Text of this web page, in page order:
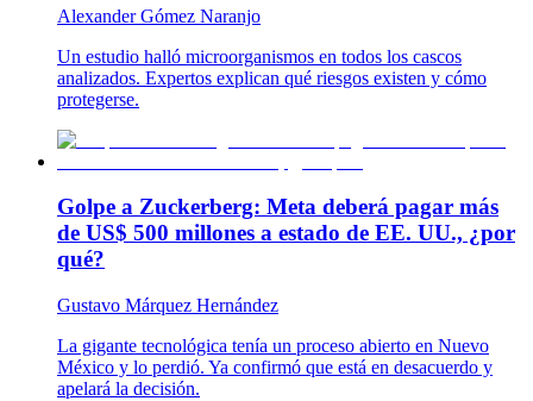
Alexander Gómez Naranjo
Un estudio halló microorganismos en todos los cascos
analizados. Expertos explican qué riesgos existen y cómo
protegerse.
Golpe a Zuckerberg: Meta deberá pagar más
de US$ 500 millones a estado de EE. UU., ¿por
qué?
Gustavo Márquez Hernández
La gigante tecnológica tenía un proceso abierto en Nuevo
México y lo perdió. Ya confirmó que está en desacuerdo y
apelará la decisión.